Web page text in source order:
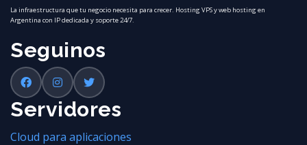
La infraestructura que tu negocio necesita para crecer. Hosting VPS y web hosting en
Argentina con IP dedicada y soporte 24/7.
Seguinos
Servidores
Cloud para aplicaciones